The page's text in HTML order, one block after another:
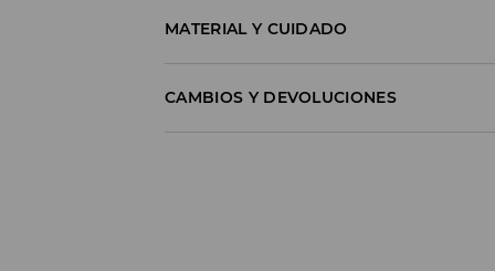
MATERIAL Y CUIDADO
CAMBIOS Y DEVOLUCIONES